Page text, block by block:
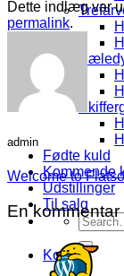
Fødte kuld
Kommende
Udstillinger
Til salg
Search
for:
Kontakt
Dette indlæg var
permalink.
admin
Welcome to
En kommentar